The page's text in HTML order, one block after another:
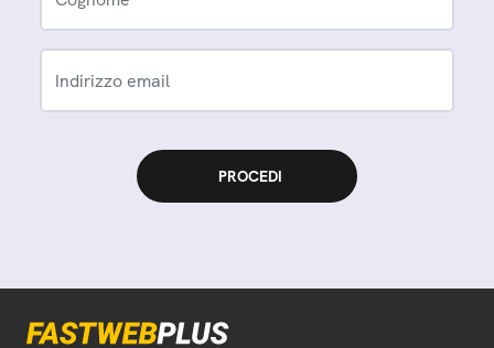
Indirizzo email